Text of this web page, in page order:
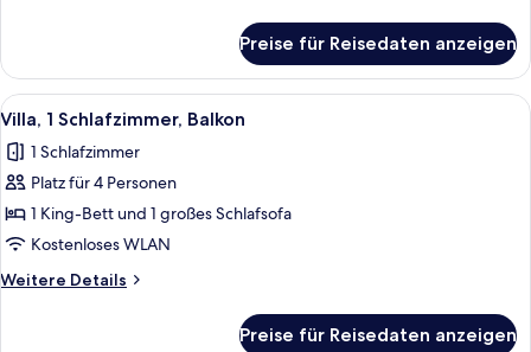
1
Schlafzimmer
Preise für Reisedaten anzeigen
Alle
Fotos
für
Villa,
1
Schlafzimmer,
Balkon
anzeigen
Ein Hotelzimmer mit Esstisch, roten
5
Villa, 1 Schlafzimmer, Balkon
1 Schlafzimmer
Platz für 4 Personen
1 King-Bett und 1 großes Schlafsofa
Kostenloses WLAN
Weitere Details
Weitere
Preise für Reisedaten anzeigen